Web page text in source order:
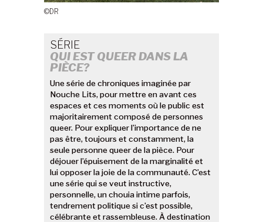
SÉRIE
QUI EST QUEER DANS LA
PIÈCE?
Une série de chroniques imaginée par
Nouche Lits, pour mettre en avant ces
espaces et ces moments où le public est
majoritairement composé de personnes
queer. Pour expliquer l’importance de ne
pas être, toujours et constamment, la
seule personne queer de la pièce. Pour
déjouer l’épuisement de la marginalité et
lui opposer la joie de la communauté. C’est
une série qui se veut instructive,
personnelle, un chouia intime parfois,
tendrement politique si c’est possible,
célébrante et rassembleuse. À destination
©DR